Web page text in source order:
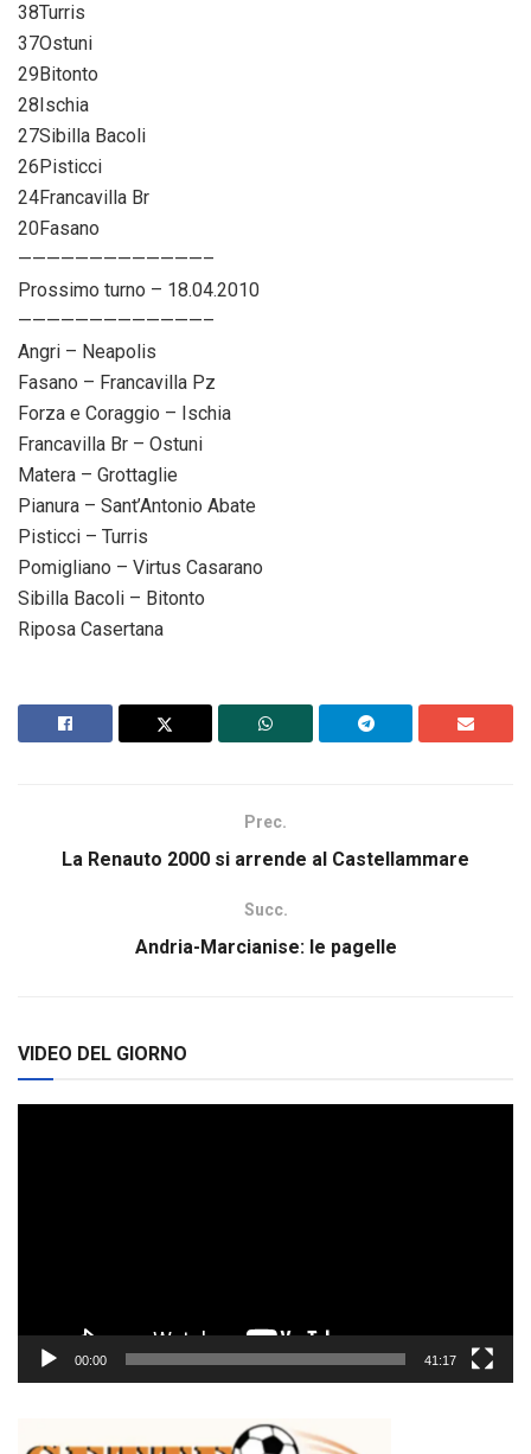
38Turris
37Ostuni
29Bitonto
28Ischia
27Sibilla Bacoli
26Pisticci
24Francavilla Br
20Fasano
—————————————–
Prossimo turno – 18.04.2010
—————————————–
Angri – Neapolis
Fasano – Francavilla Pz
Forza e Coraggio – Ischia
Francavilla Br – Ostuni
Matera – Grottaglie
Pianura – Sant’Antonio Abate
Pisticci – Turris
Pomigliano – Virtus Casarano
Sibilla Bacoli – Bitonto
Riposa Casertana
Prec.
La Renauto 2000 si arrende al Castellammare
Succ.
Andria-Marcianise: le pagelle
VIDEO DEL GIORNO
00:00 41:17